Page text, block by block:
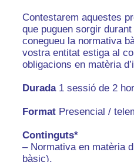
Contestarem aquestes
que puguen sorgir
conegueu la normativa
vostra entitat estiga al
obligacions en matèria
Durada 1 sessió de 2
Format Presencial /
Continguts*
– Normativa en matèria
bàsic).